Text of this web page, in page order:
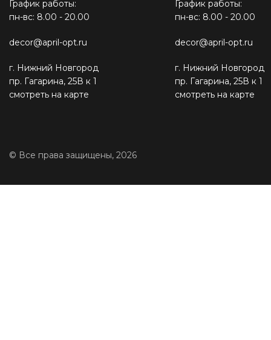
График работы:
пн-вс: 8.00 - 20.00
decor@april-opt.ru
г. Нижний Новгород
пр. Гагарина, 25В к 1
смотреть на карте
График работы:
пн-вс: 8.00 - 20.00
decor@april-opt.ru
г. Нижний Новгород
пр. Гагарина, 25В к 1
смотреть на карте
© Все права защищены, 2026